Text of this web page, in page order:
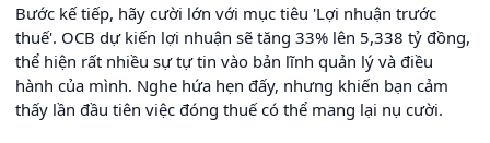
Bước kế tiếp, hãy cười lớn với mục tiêu 'Lợi nhuận trước
thuế'. OCB dự kiến lợi nhuận sẽ tăng 33% lên 5,338 tỷ đồng,
thể hiện rất nhiều sự tự tin vào bản lĩnh quản lý và điều
hành của mình. Nghe hứa hẹn đấy, nhưng khiến bạn cảm
thấy lần đầu tiên việc đóng thuế có thể mang lại nụ cười.